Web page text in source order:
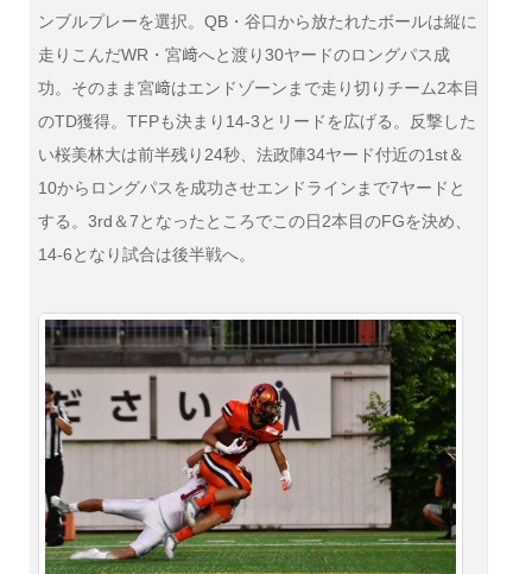
ンブルプレーを選択。QB・谷口から放たれたボールは縦に
走りこんだWR・宮﨑へと渡り30ヤードのロングパス成
功。そのまま宮﨑はエンドゾーンまで走り切りチーム2本目
のTD獲得。TFPも決まり14-3とリードを広げる。反撃した
い桜美林大は前半残り24秒、法政陣34ヤード付近の1st＆
10からロングパスを成功させエンドラインまで7ヤードと
する。3rd＆7となったところでこの日2本目のFGを決め、
14-6となり試合は後半戦へ。